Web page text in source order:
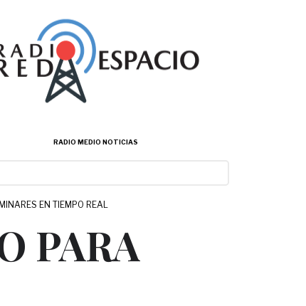
RADIO MEDIO NOTICIAS
EN TIEMPO REAL
PARA